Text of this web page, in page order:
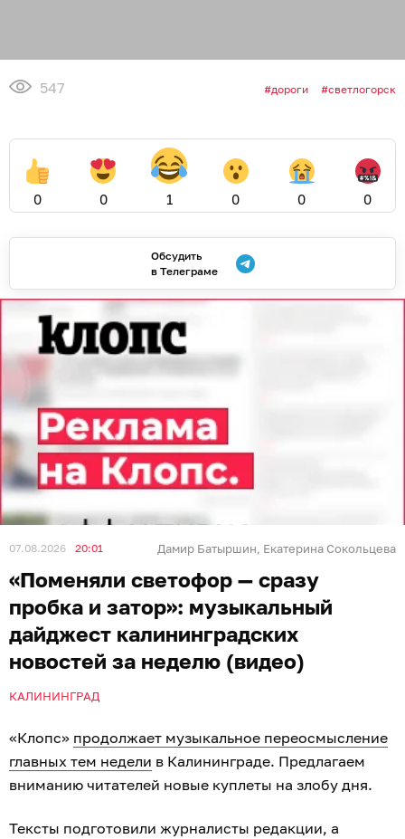
547 дороги светлогорск
0 0 1 0 0 0
Обсудить
в Телеграме
07.08.2026 20:01 Дамир Батыршин, Екатерина Сокольцева
«Поменяли светофор — сразу
пробка и затор»: музыкальный
дайджест калининградских
новостей за неделю (видео)
КАЛИНИНГРАД
«Клопс» продолжает музыкальное переосмысление
главных тем недели в Калининграде. Предлагаем
вниманию читателей новые куплеты на злобу дня.
Тексты подготовили журналисты редакции, а